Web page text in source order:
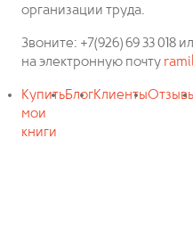
организации труда.
Звоните: +7(926) 69 33 018
на электронную почту
Купить
мои
книги
БлогКлиенты